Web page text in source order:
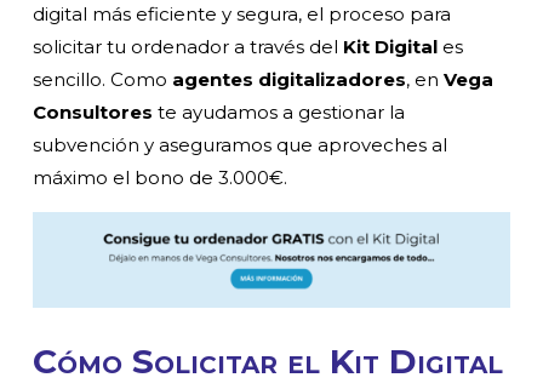
digital más eficiente y segura, el proceso para
solicitar tu ordenador a través del Kit Digital es
sencillo. Como agentes digitalizadores, enVega
Consultores te ayudamos a gestionar la
subvención y aseguramos que aproveches al
máximo el bono de 3.000€.
Cómo Solicitar el Kit Digital